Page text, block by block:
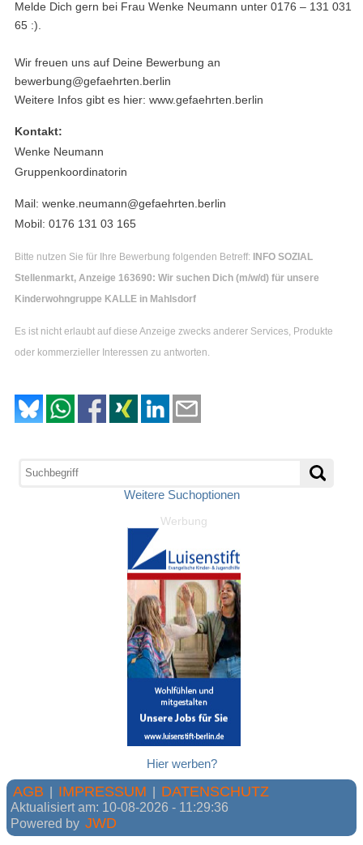
Melde Dich gern bei Frau Wenke Neumann unter 0176 – 131 031
65 :).
Wir freuen uns auf Deine Bewerbung an
bewerbung@gefaehrten.berlin
Weitere Infos gibt es hier: www.gefaehrten.berlin
Kontakt:
Wenke Neumann
Gruppenkoordinatorin
Mail: wenke.neumann@gefaehrten.berlin
Mobil: 0176 131 03 165
Bitte nutzen Sie für Ihre Bewerbung folgenden Betreff: INFO SOZIAL
Stellenmarkt, Anzeige 163690: Wir suchen Dich (m/w/d) für unsere
Kinderwohngruppe KALLE in Mahlsdorf
Es ist nicht erlaubt auf diese Anzeige zwecks anderer Services, Produkte
oder kommerzieller Interessen zu antworten.
Weitere Suchoptionen
Werbung
Hier werben?
AGB IMPRESSUM DATENSCHUTZ
Aktualisiert am: 10-08-2026 - 11:29:36
Powered by JWD